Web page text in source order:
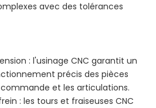
avec des tolérances
: l'usinage CNC garantit un
précis des pièces
et les articulations.
: les tours et fraiseuses CNC